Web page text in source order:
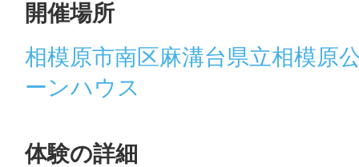
URLをコピー
開催場所
相模原市南区麻溝台県立相模原
ーンハウス
体験の詳細